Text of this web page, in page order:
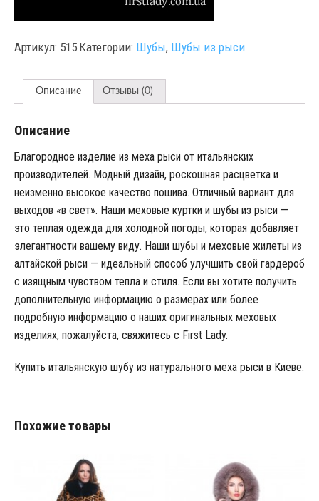
Артикул: 515 Категории: Шубы, Шубы из рыси
Описание Отзывы (0)
Описание
Благородное изделие из меха рыси от итальянских
производителей. Модный дизайн, роскошная расцветка и
неизменно высокое качество пошива. Отличный вариант для
выходов «в свет». Наши меховые куртки и шубы из рыси —
это теплая одежда для холодной погоды, которая добавляет
элегантности вашему виду. Наши шубы и меховые жилеты из
алтайской рыси — идеальный способ улучшить свой гардероб
с изящным чувством тепла и стиля. Если вы хотите получить
дополнительную информацию о размерах или более
подробную информацию о наших оригинальных меховых
изделиях, пожалуйста, свяжитесь с First Lady.
Купить итальянскую шубу из натурального меха рыси в Киеве.
Похожие товары